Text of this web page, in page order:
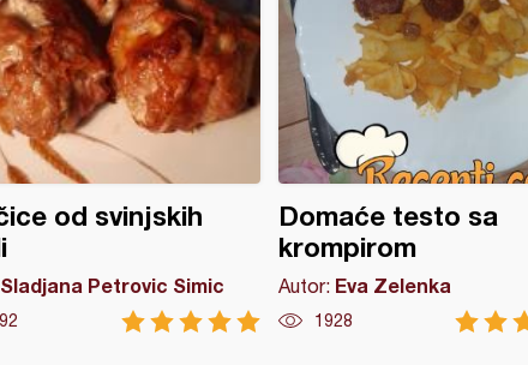
od svinjskih
Sladjana Petrovic Simic
Domaće testo sa
krompirom
Autor: Eva Zelenka
1928